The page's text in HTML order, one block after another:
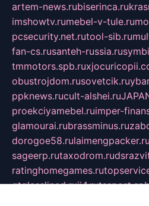
artem-news.rubiserinca.ru
imshowtv.rumebel-v-tule.ru
pcsecurity.net.rutool-sib.ru
fan-cs.rusanteh-russia.ru
tmmotors.spb.ru
obustrojdom.rusovetcik.ru
ppknews.rucult-alshei.ru
proekciyamebel.ruimper-
glamourai.rubrassminus.ru
dorogoe58.rulaimengpacker.ru
sageerp.rutaxodrom.ru
ratinghomegames.ru
gtglasslined.ruii4.ru